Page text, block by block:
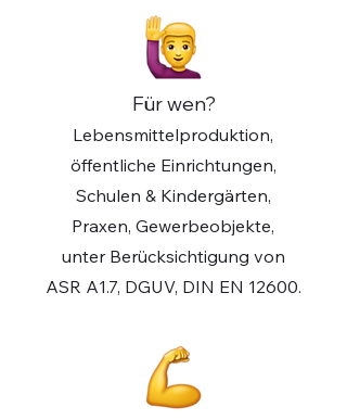
Für wen?
Lebensmittelproduktion,
öffentliche Einrichtungen,
Schulen & Kindergärten,
Praxen, Gewerbeobjekte,
unter Berücksichtigung von
ASR A1.7, DGUV, DIN EN 12600.